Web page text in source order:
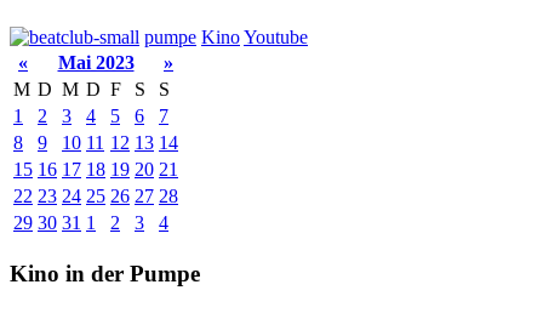
pumpe KinoYoutube
«
Mai 2023
»
M D M D F S
S
1
2 3 4 5 6
7
8
9 10 11 12 13 14
15 16 17 18 19 20 21
22 23 24 25 26 27 28
29 30 31 1 2 3 4
Kino in der Pumpe